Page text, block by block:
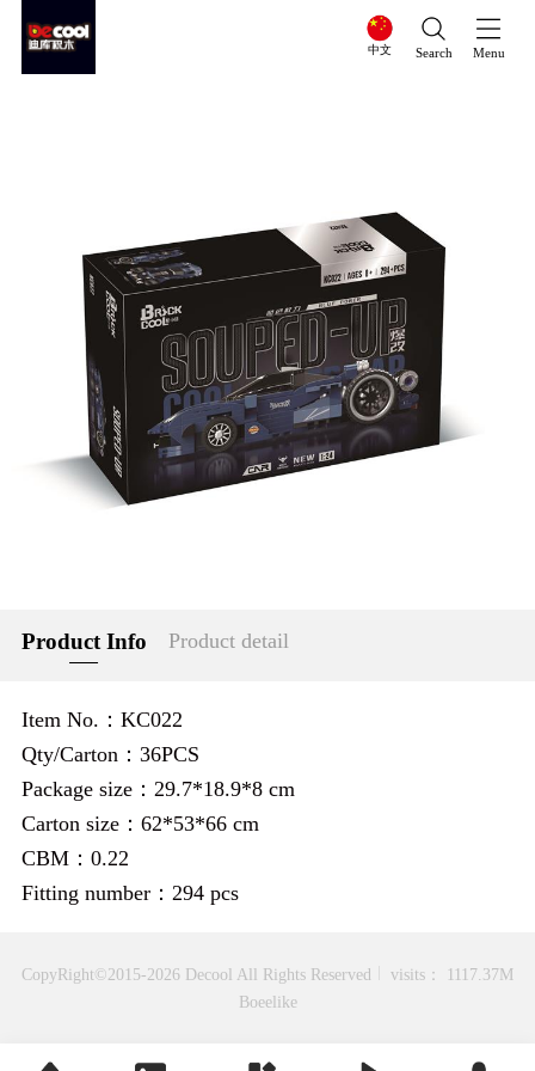
中文 Search Menu
Product Info Product detail
Item No.：KC022
Qty/Carton：36PCS
Package size：29.7*18.9*8 cm
Carton size：62*53*66 cm
CBM：0.22
Fitting number：294 pcs
CopyRight©2015-2026 Decool All Rights Reserved
visits： 1117.37M
Boeelike